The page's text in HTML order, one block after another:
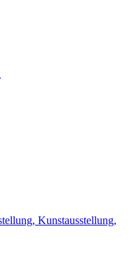
Kunstausstellung,